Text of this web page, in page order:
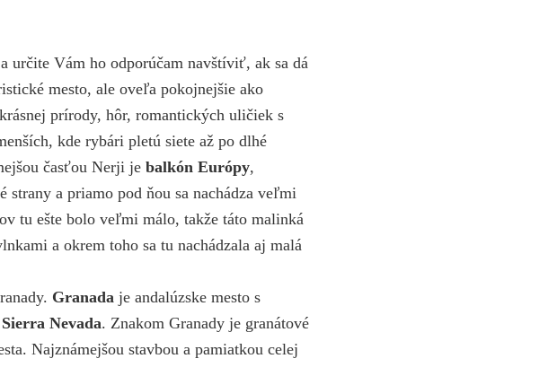
a určite Vám ho odporúčam navštíviť, ak sa dá
mesto, ale oveľa pokojnejšie ako
prírody, hôr, romantických uličiek s
kde rybári pletú siete až po dlhé
časťou Nerji je balkón Európy,
a priamo pod ňou sa nachádza veľmi
tu ešte bolo veľmi málo, takže táto malinká
a okrem toho sa tu nachádzala aj malá
Granada je andalúzske mesto s
Sierra Nevada. Znakom Granady je granátové
Najznámejšou stavbou a pamiatkou celej